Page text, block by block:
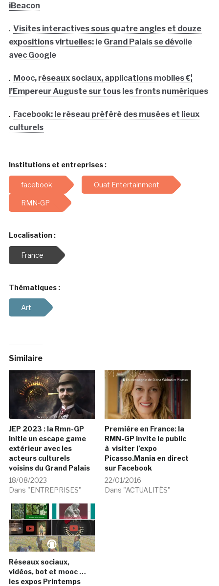
iBeacon
. Visites interactives sous quatre angles et douze
expositions virtuelles: le Grand Palais se dévoile
avec Google
. Mooc, réseaux sociaux, applications mobiles €¦
l’Empereur Auguste sur tous les fronts numériques
. Facebook: le réseau préféré des musées et lieux
culturels
Institutions et entreprises :
facebook Ouat Entertainment
RMN-GP
Localisation :
France
Thématiques :
Art
Similaire
JEP 2023 : la Rmn-GP
initie un escape game
extérieur avec les
acteurs culturels
voisins du Grand Palais
18/08/2023
Dans "ENTREPRISES"
Première en France: la
RMN-GP invite le public
à visiter l’expo
Picasso.Mania en direct
sur Facebook
22/01/2016
Dans "ACTUALITÉS"
Réseaux sociaux,
vidéos, bot et mooc …
les expos Printemps